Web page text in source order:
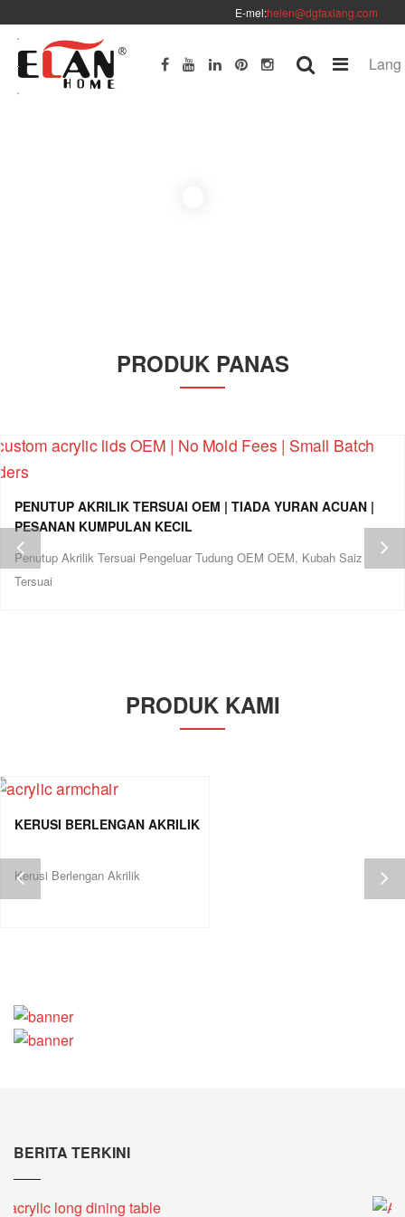
E-mel:helen@dgfaxiang.com
Lang
PRODUK PANAS
PENUTUP AKRILIK TERSUAI OEM | TIADA YURAN ACUAN |
PESANAN KUMPULAN KECIL
Penutup Akrilik Tersuai Pengeluar Tudung OEM OEM, Kubah Saiz
Tersuai
PRODUK KAMI
KERUSI BERLENGAN AKRILIK
Kerusi Berlengan Akrilik
BERITA TERKINI